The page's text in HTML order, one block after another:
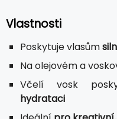
Vlastnosti
Poskytuje vlasům
Na olejovém a
Včelí vosk
hydrataci